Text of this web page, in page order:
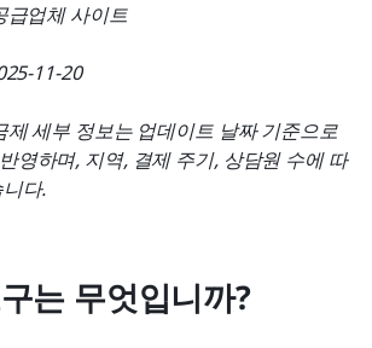
급업체 사이트
11-20
제 세부 정보는 업데이트 날짜 기준으로
영하며, 지역, 결제 주기, 상담원 수에 따
다.
는 무엇입니까?